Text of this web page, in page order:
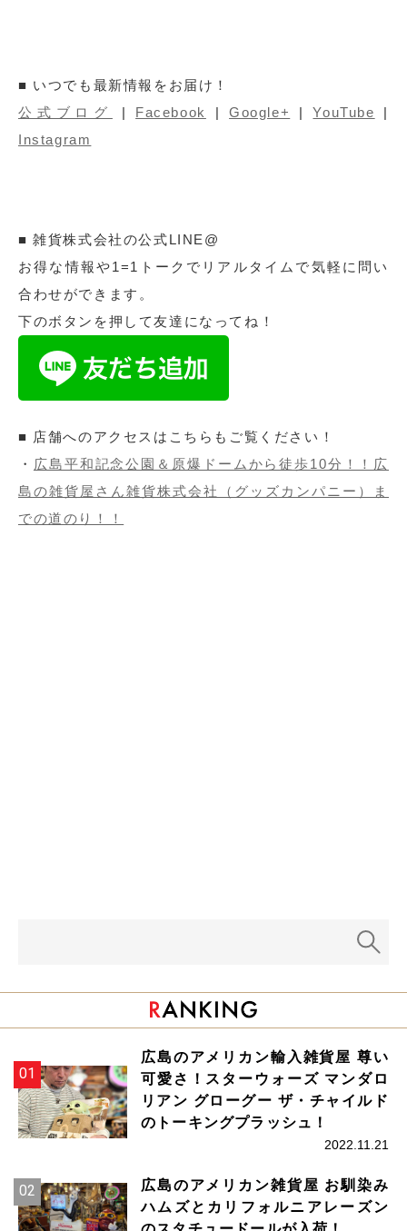
■ いつでも最新情報をお届け！
公式ブログ
| Facebook |Google+ |YouTube |
Instagram
■ 雑貨株式会社の公式LINE@
お得な情報や1=1トークでリアルタイムで気軽に問い
合わせができます。
下のボタンを押して友達になってね！
■ 店舗へのアクセスはこちらもご覧ください！
・ 広島平和記念公園＆原爆ドームから徒歩10分！！広
島の雑貨屋さん雑貨株式会社（グッズカンパニー）ま
での道のり！！
広島のアメリカン輸入雑貨屋 尊い
可愛さ！スターウォーズ マンダロ
リアン グローグー ザ・チャイルド
のトーキングプラッシュ！
2022.11.21
広島のアメリカン雑貨屋 お馴染み
ハムズとカリフォルニアレーズン